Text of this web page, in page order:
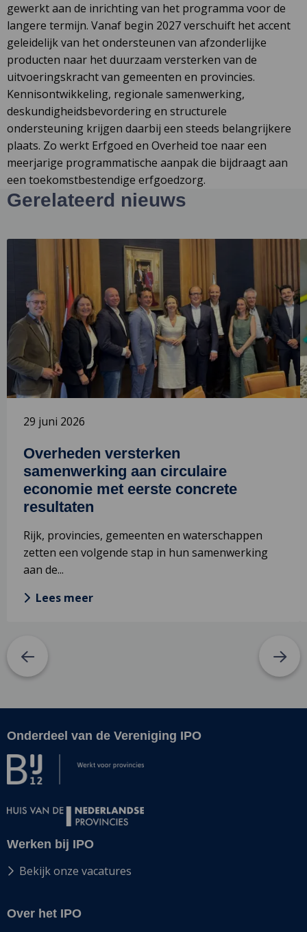
gewerkt aan de inrichting van het programma voor de
langere termijn. Vanaf begin 2027 verschuift het accent
geleidelijk van het ondersteunen van afzonderlijke
producten naar het duurzaam versterken van de
uitvoeringskracht van gemeenten en provincies.
Kennisontwikkeling, regionale samenwerking,
deskundigheidsbevordering en structurele
ondersteuning krijgen daarbij een steeds belangrijkere
plaats. Zo werkt Erfgoed en Overheid toe naar een
meerjarige programmatische aanpak die bijdraagt aan
een toekomstbestendige erfgoedzorg.
Gerelateerd nieuws
Overheden versterken
samenwerking aan circulaire
economie met eerste concrete
resultaten
29 juni 2026
Rijk, provincies, gemeenten en waterschappen
zetten een volgende stap in hun samenwerking
aan de...
Lees meer
Overheden
versterken
samenwerking
aan
circulaire
economie
met
concrete
resultaten
Site
footer
Onderdeel van de Vereniging IPO
Werken bij IPO
Bekijk onze vacatures
Over het IPO